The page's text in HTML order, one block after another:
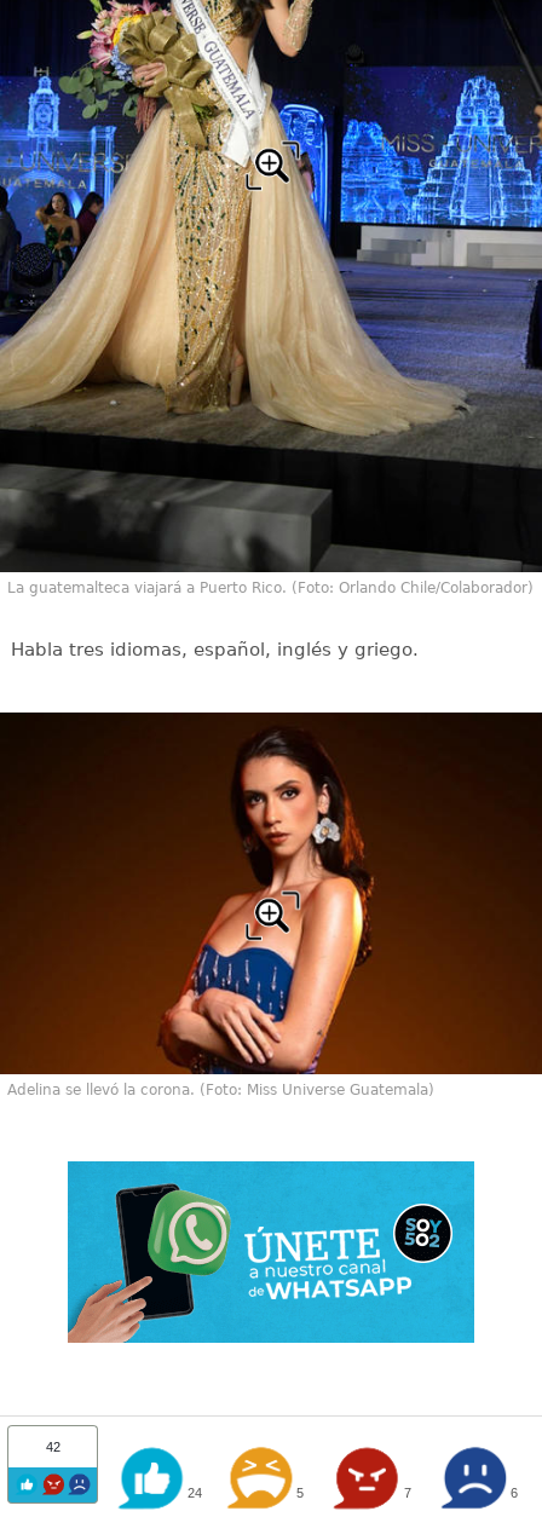
La guatemalteca viajará a Puerto Rico. (Foto: Orlando Chile/Colaborador)
Habla tres idiomas, español, inglés y griego.
Adelina se llevó la corona. (Foto: Miss Universe Guatemala)
42
24 5 7 6